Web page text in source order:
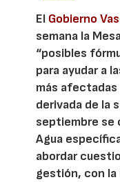
El Gobierno
semana la
“posibles
para ayudar a
más
derivada de la
septiembre se
Agua
abordar
gestión, con la